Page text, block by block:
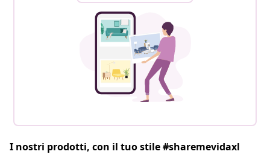
I nostri prodotti, con il tuo stile #sharemevidaxl